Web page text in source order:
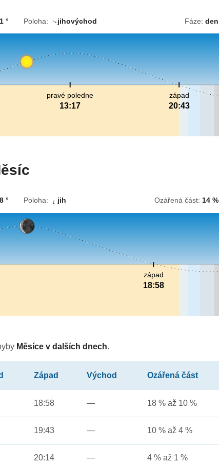
° Poloha: ↓jihovýchod Fáze: den
pravé poledne
13:17
západ
20:43
° Poloha: ↓ jih Ozářená část: 14 %
západ
18:58
Měsíce v dalších dnech.
Západ Východ Ozářená část
18:58 — 18 % až 10 %
19:43 — 10 % až 4 %
20:14 — 4 % až 1 %